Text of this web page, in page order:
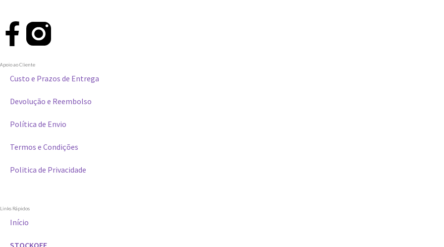
Apoio ao Cliente
Custo e Prazos de Entrega
Devolução e Reembolso
Política de Envio
Termos e Condições
Politica de Privacidade
Links Rápidos
Início